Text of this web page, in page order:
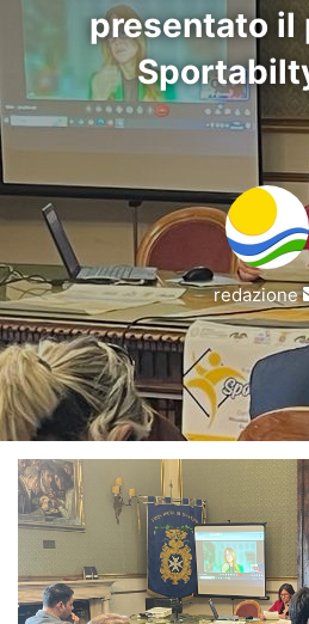
presentato il
redazione